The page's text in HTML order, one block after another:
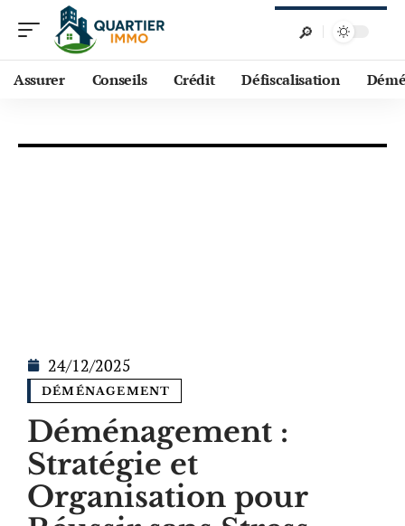
Assurer Conseils Crédit Défiscalisation
24/12/2025
DÉMÉNAGEMENT
Déménagement :
Stratégie et
Organisation pour